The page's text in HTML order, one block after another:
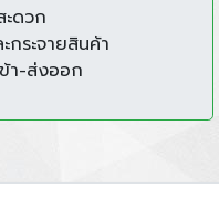
ดวก
กระจายสินค้า
า-ส่งออก